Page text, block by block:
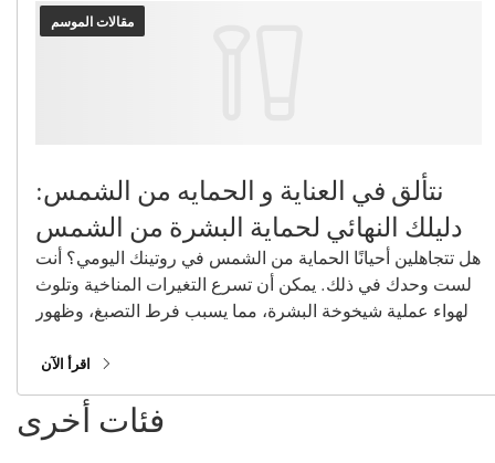
مقالات الموسم
نتألق في العناية و الحمايه من الشمس:
دليلك النهائي لحماية البشرة من الشمس
هل تتجاهلين أحيانًا الحماية من الشمس في روتينك اليومي؟ أنت
لست وحدك في ذلك. يمكن أن تسرع التغيرات المناخية وتلوث
الهواء عملية شيخوخة البشرة، مما يسبب فرط التصبغ، وظهور
مستحضرات العناية بالشمس الأساسية، بما في ذلك واقيات
الشمس، ومرطبات الواقية من الشمس، ومستحضرات المكياج
المُحتوية على عامل حماية من الشمس، يمكنك البقاء محميًا
اقرأ الآن
فئات أخرى